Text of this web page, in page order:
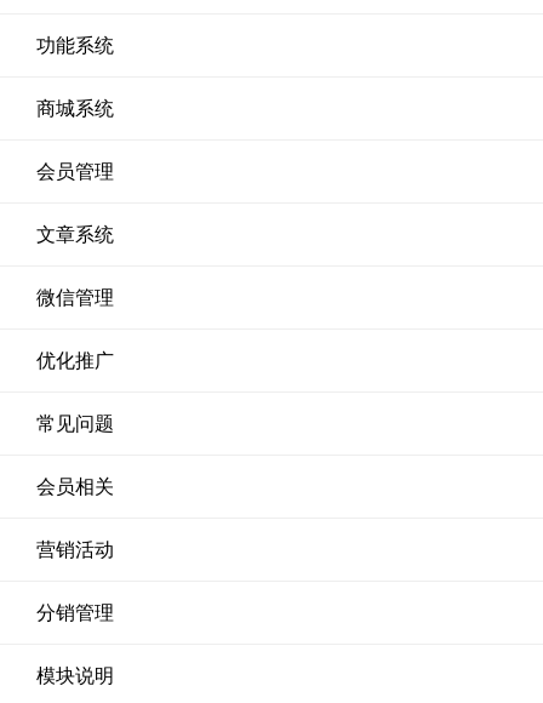
功能系统
商城系统
会员管理
文章系统
微信管理
优化推广
常见问题
会员相关
营销活动
分销管理
模块说明